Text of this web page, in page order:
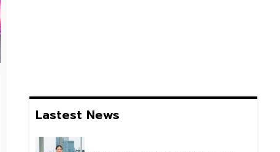
Lastest News